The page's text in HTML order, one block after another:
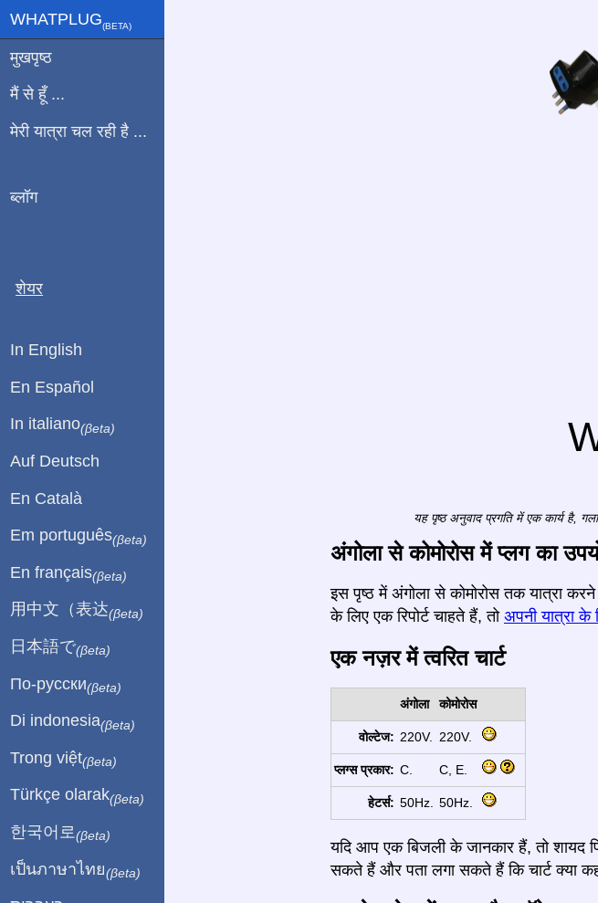
यह पृष्ठ अनुवाद प्रगति में एक कार्य है,
अंगोला से कोमोरोस में प्लग का
इस पृष्ठ में अंगोला से कोमोरोस तक यात्रा
के लिए एक रिपोर्ट चाहते हैं, तो अपनी यात्रा के
एक नज़र में त्वरित चार्ट
अंगोला कोमोरोस
वोल्टेज: 220V. 220V.
प्लग्स प्रकार: C. C, E.
हेटर्स: 50Hz. 50Hz.
यदि आप एक बिजली के जानकार हैं, तो शायद
सकते हैं और पता लगा सकते हैं कि चार्ट क्या
WHATPLUG(ΒETA)
मुखपृष्ठ
मैं से हूँ ...
मेरी यात्रा चल रही है ...
ब्लॉग
शेयर
In English
En Español
In italiano(βeta)
Auf Deutsch
En Català
Em português(βeta)
En français(βeta)
用中文（表达(βeta)
日本語で(βeta)
По-русски(βeta)
Di indonesia(βeta)
Trong việt(βeta)
Türkçe olarak(βeta)
한국어로 (βeta)
เป็นภาษาไทย(βeta)